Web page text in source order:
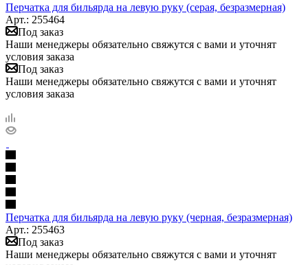
Перчатка для бильярда на левую руку (серая, безразмерная)
Арт.: 255464
Под заказ
Наши менеджеры обязательно свяжутся с вами и уточнят
условия заказа
Под заказ
Наши менеджеры обязательно свяжутся с вами и уточнят
условия заказа
Перчатка для бильярда на левую руку (черная, безразмерная)
Арт.: 255463
Под заказ
Наши менеджеры обязательно свяжутся с вами и уточнят